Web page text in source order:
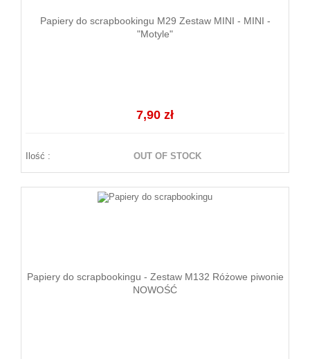
Papiery do scrapbookingu M29 Zestaw MINI - MINI -
"Motyle"
7,90 zł
Ilość : OUT OF STOCK
Papiery do scrapbookingu - Zestaw M132 Różowe piwonie
NOWOŚĆ